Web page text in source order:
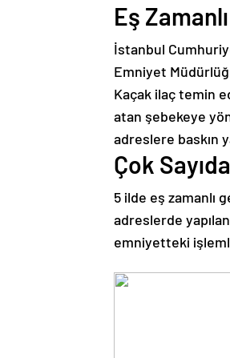
Eş
İstanbul
Emniyet
Kaçak ilaç temin
atan şebekeye
adreslere baskın
Çok
5 ilde eş zamanlı
adreslerde
emniyetteki